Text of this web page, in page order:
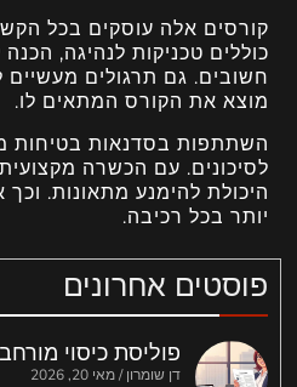
פוסטים אחרונים
פוליסת כיסוי
דן שומרון מאי 20, 2026
קורסים אלה עוסקים בכל
כוללים טכניקות לנהיגה, הכנה
חשובים. גם תרגולים
מוצא את הקורס המתאים לו.
השתתפות בסדנאות בטיחות
לסיכונים. עם הכשרה
היכולת להימנע מתאונות. וכך
יותר בכל רכיבה.